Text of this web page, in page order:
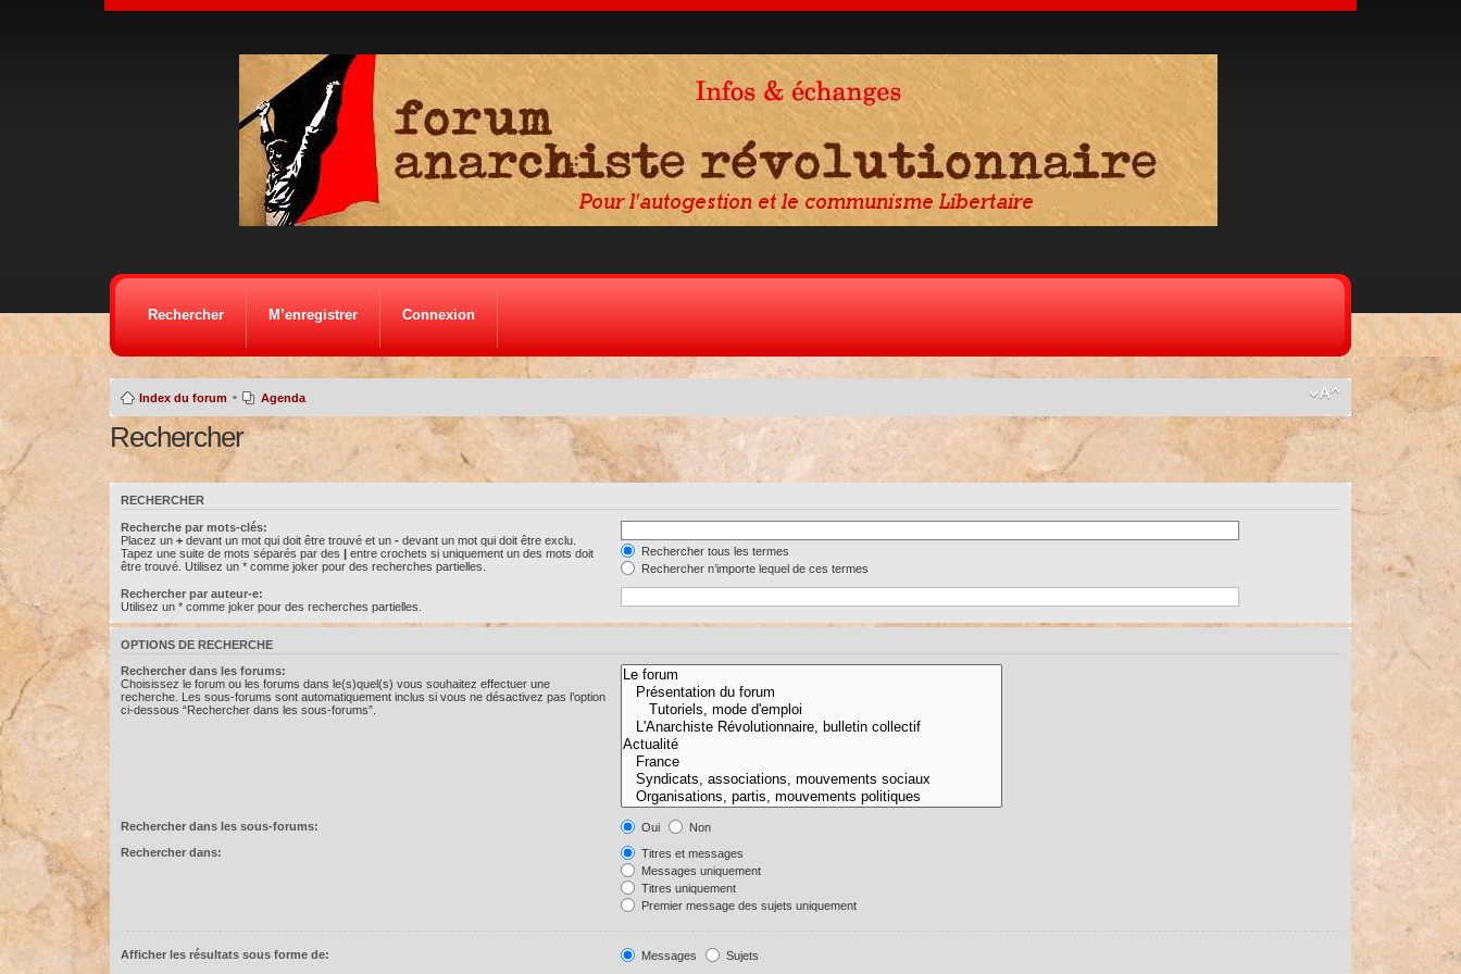
Rechercher M’enregistrer Connexion
Index du forum • Agenda
Rechercher
RECHERCHER
Recherche par mots-clés:
Placez un +devant un mot qui doit être trouvé et un -devant un mot qui doit être exclu.
Tapez une suite de mots séparés par des |entre crochets si uniquement un des mots doit
être trouvé. Utilisez un * comme joker pour des recherches partielles.
Rechercher tous les termes
Rechercher n’importe lequel de ces termes
Rechercher par auteur-e:
Utilisez un * comme joker pour des recherches partielles.
OPTIONS DE RECHERCHE
Rechercher dans les forums:
Choisissez le forum ou les forums dans le(s)quel(s) vous souhaitez effectuer une
recherche. Les sous-forums sont automatiquement inclus si vous ne désactivez pas l’option
ci-dessous “Rechercher dans les sous-forums”.
Rechercher dans les sous-forums: Oui
Non
Rechercher dans:
Titres et messages
Messages uniquement
Titres uniquement
Premier message des sujets uniquement
Afficher les résultats sous forme de: Messages Sujets